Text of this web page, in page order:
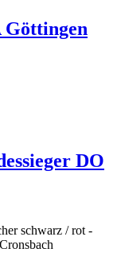
Göttingen
DO
schwarz / rot -